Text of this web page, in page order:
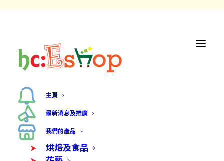
主頁
最新消息及推廣
我們的產品
烘焙及食品